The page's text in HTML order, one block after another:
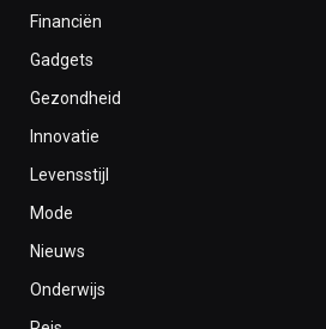
Financiën
Gadgets
Gezondheid
Innovatie
Levensstijl
Mode
Nieuws
Onderwijs